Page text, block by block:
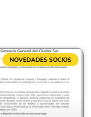
NOVEDADES SOCIOS